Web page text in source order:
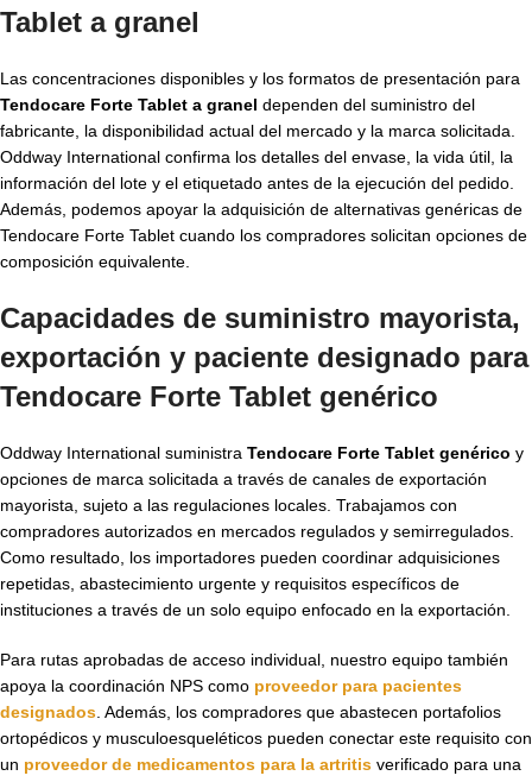
Tablet a granel
Las concentraciones disponibles y los formatos de presentación para
Tendocare Forte Tablet a granel dependen del suministro del
fabricante, la disponibilidad actual del mercado y la marca solicitada.
Oddway International confirma los detalles del envase, la vida útil, la
información del lote y el etiquetado antes de la ejecución del pedido.
Además, podemos apoyar la adquisición de alternativas genéricas de
Tendocare Forte Tablet cuando los compradores solicitan opciones de
composición equivalente.
Capacidades de suministro mayorista,
exportación y paciente designado para
Tendocare Forte Tablet genérico
Oddway International suministra Tendocare Forte Tablet genérico y
opciones de marca solicitada a través de canales de exportación
mayorista, sujeto a las regulaciones locales. Trabajamos con
compradores autorizados en mercados regulados y semirregulados.
Como resultado, los importadores pueden coordinar adquisiciones
repetidas, abastecimiento urgente y requisitos específicos de
instituciones a través de un solo equipo enfocado en la exportación.
Para rutas aprobadas de acceso individual, nuestro equipo también
apoya la coordinación NPS como proveedor para pacientes
designados . Además, los compradores que abastecen portafolios
ortopédicos y musculoesqueléticos pueden conectar este requisito con
un proveedor de medicamentos para la artritis verificado para una